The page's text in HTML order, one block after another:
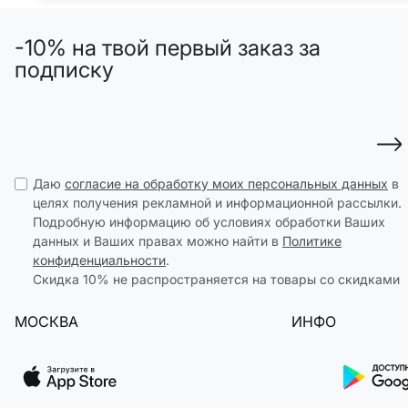
МАЛЬЧИКИ
МАЛЫШИ только онлайн
ЛЕТНЯЯ БЕЗМЯТЕЖНОСТЬ
НОВИНКИ
ТЕКСТИЛЬ
ПОСУДА
АРОМАТЫ ДЛЯ ДОМА
КАНЦЕЛЯРИЯ
-10% на твой первый заказ за
подписку
Даю согласие на обработку моих персональных данных в
целях получения рекламной и информационной рассылки.
Подробную информацию об условиях обработки Ваших
данных и Ваших правах можно найти в Политике
конфиденциальности.
Скидка 10% не распространяется на товары со скидками
МОСКВА ИНФО